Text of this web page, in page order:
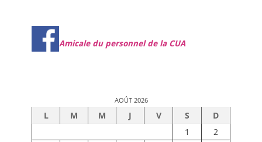
Amicale du personnel de la CUA
AOÛT 2026
L M M J V S
D
1
2